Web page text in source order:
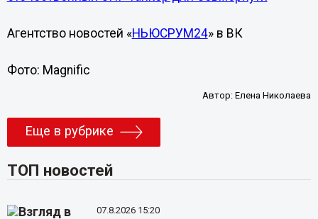
Агентство новостей «НЬЮСРУМ24» в ВК
Фото: Magnific
Автор:Елена Николаева
Еще в рубрике
ТОП новостей
07.8.2026 15:20